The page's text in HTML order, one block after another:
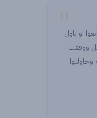
"او باول
ووقفت